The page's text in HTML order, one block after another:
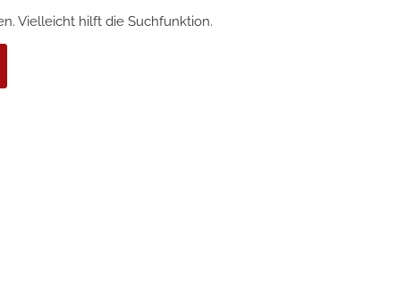
Vielleicht hilft die Suchfunktion.